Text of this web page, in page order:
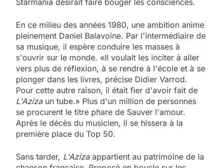
Starmania désirait faire bouger les consciences.
En ce milieu des années 1980, une ambition anime
pleinement Daniel Balavoine. Par l'intermédiaire de
sa musique, il espère conduire les masses à
s'ouvrir sur le monde. «Il voulait les inciter à aller
vers plus de réflexion, à se rendre à l'école et à se
plonger dans les livres, précise Didier Varrod.
Pour cette autre raison, il était fier d'avoir fait de
L'Azizaun tube.» Plus d'un million de personnes
se procurent le titre phare de Sauver l'amour.
Après le décès du musicien, il se hissera à la
première place du Top 50.
Sans tarder, L'Azizaappartient au patrimoine de la